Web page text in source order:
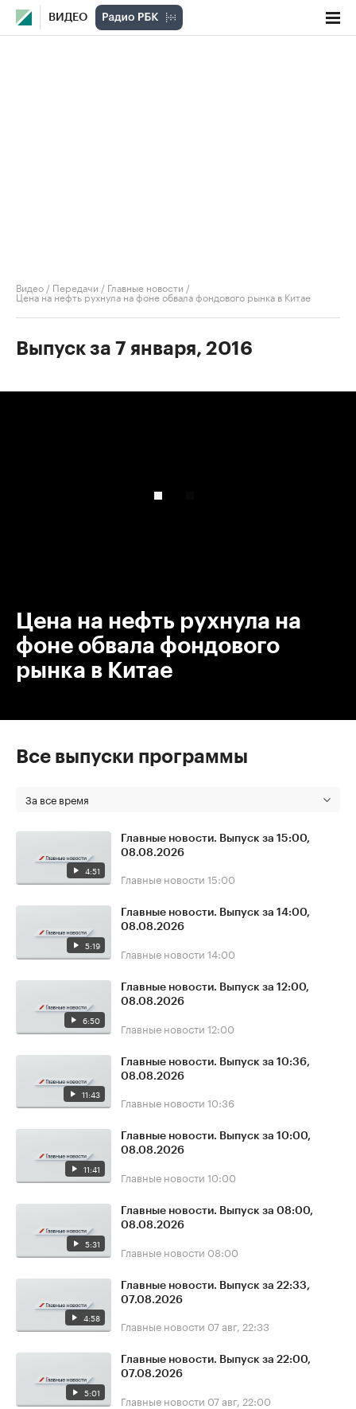
ВИДЕО
Видео / Передачи / Главные новости /
Цена на нефть рухнула на фоне обвала фондового рынка в Китае
Выпуск за 7 января, 2016
Цена на нефть рухнула на
фоне обвала фондового
рынка в Китае
Все выпуски программы
За все время
4:51
Главные новости. Выпуск за 15:00,
08.08.2026
Главные новости 15:00
5:19
Главные новости. Выпуск за 14:00,
08.08.2026
Главные новости 14:00
6:50
Главные новости. Выпуск за 12:00,
08.08.2026
Главные новости 12:00
11:43
Главные новости. Выпуск за 10:36,
08.08.2026
Главные новости 10:36
11:41
Главные новости. Выпуск за 10:00,
08.08.2026
Главные новости 10:00
5:31
Главные новости. Выпуск за 08:00,
08.08.2026
Главные новости 08:00
4:58
Главные новости. Выпуск за 22:33,
07.08.2026
Главные новости 07 авг, 22:33
5:01
Главные новости. Выпуск за 22:00,
07.08.2026
Главные новости 07 авг, 22:00